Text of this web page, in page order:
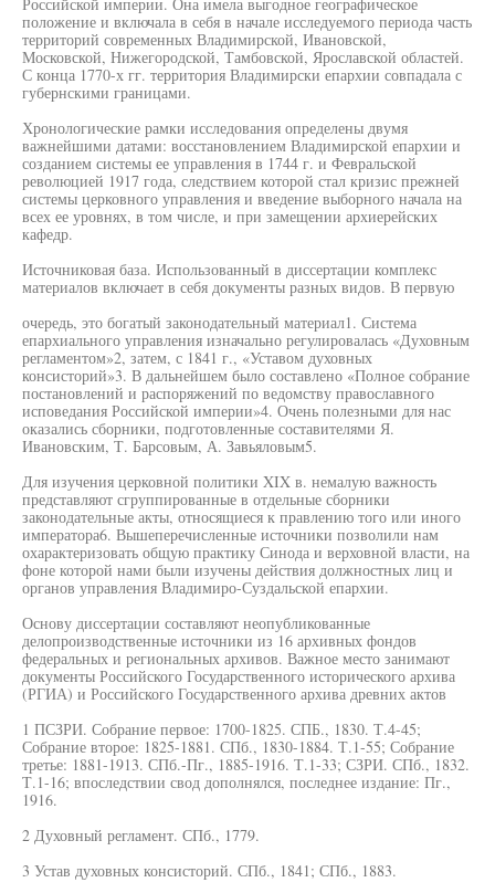
положение и включала в себя в начале исследуемого периода часть
территорий современных Владимирской, Ивановской,
Московской, Нижегородской, Тамбовской, Ярославской областей.
С конца 1770-х гг. территория Владимирски епархии совпадала с
губернскими границами.
Хронологические рамки исследования определены двумя
важнейшими датами: восстановлением Владимирской епархии и
созданием системы ее управления в 1744 г. и Февральской
революцией 1917 года, следствием которой стал кризис прежней
системы церковного управления и введение выборного начала на
всех ее уровнях, в том числе, и при замещении архиерейских
кафедр.
Источниковая база. Использованный в диссертации комплекс
материалов включает в себя документы разных видов. В первую
очередь, это богатый законодательный материал1. Система
епархиального управления изначально регулировалась «Духовным
регламентом»2, затем, с 1841 г., «Уставом духовных
консисторий»3. В дальнейшем было составлено «Полное собрание
постановлений и распоряжений по ведомству православного
исповедания Российской империи»4. Очень полезными для нас
оказались сборники, подготовленные составителями Я.
Ивановским, Т. Барсовым, А. Завьяловым5.
Для изучения церковной политики XIX в. немалую важность
представляют сгруппированные в отдельные сборники
законодательные акты, относящиеся к правлению того или иного
императора6. Вышеперечисленные источники позволили нам
охарактеризовать общую практику Синода и верховной власти, на
фоне которой нами были изучены действия должностных лиц и
органов управления Владимиро-Суздальской епархии.
Основу диссертации составляют неопубликованные
делопроизводственные источники из 16 архивных фондов
федеральных и региональных архивов. Важное место занимают
документы Российского Государственного исторического архива
(РГИА) и Российского Государственного архива древних актов
1 ПСЗРИ. Собрание первое: 1700-1825. СПБ., 1830. Т.4-45;
Собрание второе: 1825-1881. СПб., 1830-1884. Т.1-55; Собрание
третье: 1881-1913. СПб.-Пг., 1885-1916. Т.1-33; СЗРИ. СПб., 1832.
Т.1-16; впоследствии свод дополнялся, последнее издание: Пг.,
1916.
2 Духовный регламент. СПб., 1779.
3 Устав духовных консисторий. СПб., 1841; СПб., 1883.